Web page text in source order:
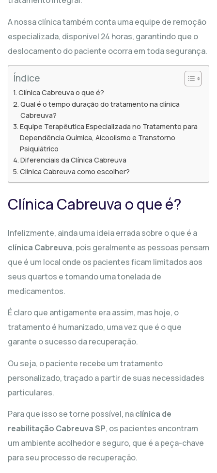
A nossa clínica também conta uma equipe de remoção
especializada, disponível 24 horas, garantindo que o
deslocamento do paciente ocorra em toda segurança.
Índice
Clínica Cabreuva o que é?
Qual é o tempo duração do tratamento na clínica
Cabreuva?
Equipe Terapêutica Especializada no Tratamento para
Dependência Química, Alcoolismo e Transtorno
Psiquiátrico
Diferenciais da Clínica Cabreuva
Clínica Cabreuva como escolher?
Clínica Cabreuva o que é?
Infelizmente, ainda uma ideia errada sobre o que é a
clínica Cabreuva, pois geralmente as pessoas pensam
que é um local onde os pacientes ficam limitados aos
seus quartos e tomando uma tonelada de
medicamentos.
É claro que antigamente era assim, mas hoje, o
tratamento é humanizado, uma vez que é o que
garante o sucesso da recuperação.
Ou seja, o paciente recebe um tratamento
personalizado, traçado a partir de suas necessidades
particulares.
Para que isso se torne possível, naclínica de
reabilitação Cabreuva SP, os pacientes encontram
um ambiente acolhedor e seguro, que é a peça-chave
para seu processo de recuperação.